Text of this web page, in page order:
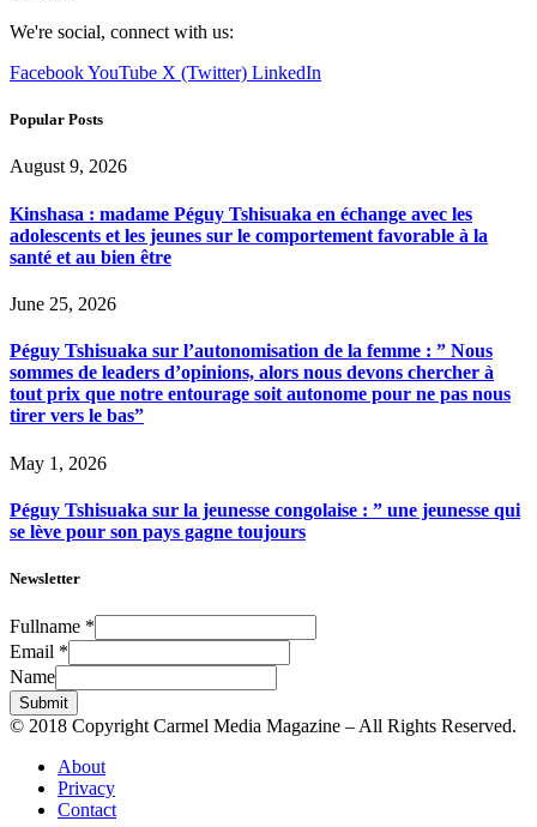
We're social, connect with us:
FacebookYouTube X (Twitter) LinkedIn
Popular Posts
August 9, 2026
Kinshasa : madame Péguy Tshisuaka en échange avec les
adolescents et les jeunes sur le comportement favorable à la
santé et au bien être
June 25, 2026
Péguy Tshisuaka sur l’autonomisation de la femme : ” Nous
sommes de leaders d’opinions, alors nous devons chercher à
tout prix que notre entourage soit autonome pour ne pas nous
tirer vers le bas”
May 1, 2026
Péguy Tshisuaka sur la jeunesse congolaise : ” une jeunesse qui
se lève pour son pays gagne toujours
Newsletter
Fullname *
Email *
Name
Submit
© 2018 Copyright Carmel Media Magazine – All Rights Reserved.
About
Privacy
Contact